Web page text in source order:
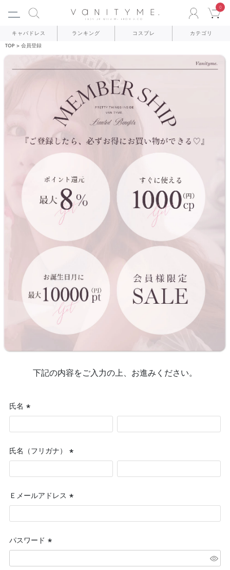
0
キャバドレス ランキング コスプレ カテゴリ
TOP 会員登録
下記の内容をご入力の上、お進みください。
氏名
(必
須)
氏名（フリガナ）
(必
須)
Ｅメールアドレス
(必
須)
パスワード
(必
須)